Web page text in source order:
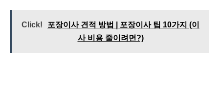
Click!
포장이사 견적 방법 | 포장이사 팁 10가지 (이
사 비용 줄이려면?)